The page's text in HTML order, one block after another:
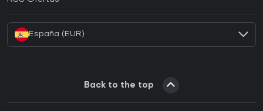
España (EUR)
Back to the top